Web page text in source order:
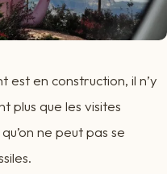
est en construction, il n’y
plus que les visites
ne peut pas se